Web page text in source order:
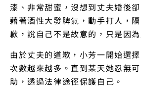
漆、非常甜蜜，沒想到丈夫婚後
藉著酒性大發脾氣，動手打人，
歉，說自己不是故意的，只是因為
由於丈夫的道歉，小芳一開始選
次數越來越多。直到某天她忍無
助，透過法律途徑保護自己。